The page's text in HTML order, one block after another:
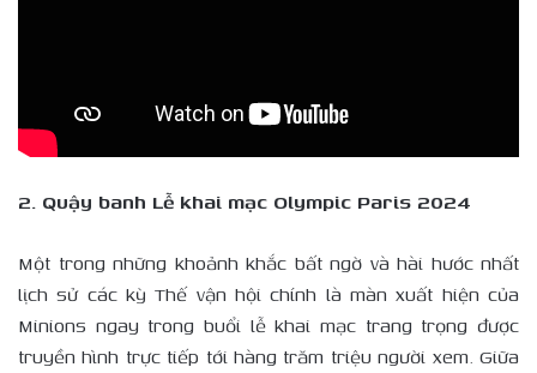
2. Quậy banh Lễ khai mạc Olympic Paris 2024
Một trong những khoảnh khắc bất ngờ và hài hước nhất
lịch sử các kỳ Thế vận hội chính là màn xuất hiện của
Minions ngay trong buổi lễ khai mạc trang trọng được
truyền hình trực tiếp tới hàng trăm triệu người xem. Giữa